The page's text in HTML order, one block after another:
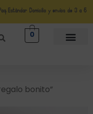
Estándar Domicilio y envíos de 3 a 5
0
bonito”